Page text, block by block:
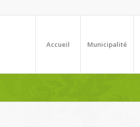
Accueil Municipalité